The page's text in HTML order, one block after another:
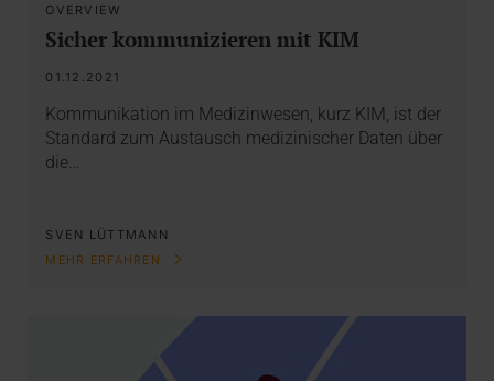
OVERVIEW
Sicher kommunizieren mit KIM
01.12.2021
Kommunikation im Medizinwesen, kurz KIM, ist der
Standard zum Austausch medizinischer Daten über
die…
SVEN LÜTTMANN
MEHR ERFAHREN